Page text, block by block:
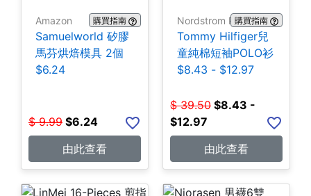
Amazon 購買指南
Samuelworld 矽膠
馬芬烘焙模具 2個
$6.24
$ 9.99 $6.24
由此查看
Nordstrom Rack購買指南
Tommy Hilfiger兒
童純棉短袖POLO衫
$8.43 - $12.97
$ 39.50 $8.43 -
$12.97
由此查看